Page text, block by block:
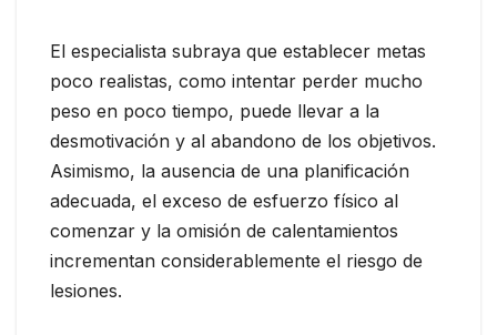
El especialista subraya que establecer metas
poco realistas, como intentar perder mucho
peso en poco tiempo, puede llevar a la
desmotivación y al abandono de los objetivos.
Asimismo, la ausencia de una planificación
adecuada, el exceso de esfuerzo físico al
comenzar y la omisión de calentamientos
incrementan considerablemente el riesgo de
lesiones.